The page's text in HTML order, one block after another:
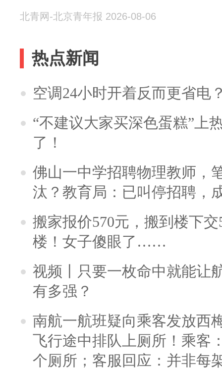
北青网-北京青年报 2026-08-06
热点新闻
空调24小时开着反而更省电
“不建议大家买深色蛋糕”上
了！
佛山一中学招聘物理教师，
汰？教育局：已叫停招聘，
搬家报价570元，搬到楼下
楼！女子傻眼了……
视频丨只要一枚命中就能让
有多强？
南航一航班疑向乘客发放西
飞行途中排队上厕所！乘客
个厕所；客服回应：并非每